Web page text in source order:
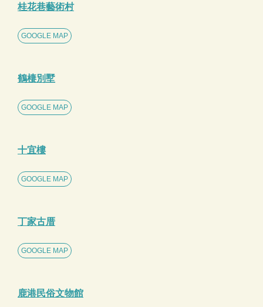
桂花巷藝術村
GOOGLE MAP
鶴棲別墅
GOOGLE MAP
十宜樓
GOOGLE MAP
丁家古厝
GOOGLE MAP
鹿港民俗文物館